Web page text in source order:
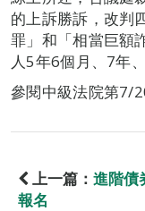
的上訴勝訴，改判
罪」和「相當巨額
人5年6個月、7年
參閱中級法院第7/
上一篇： 進階債
報名